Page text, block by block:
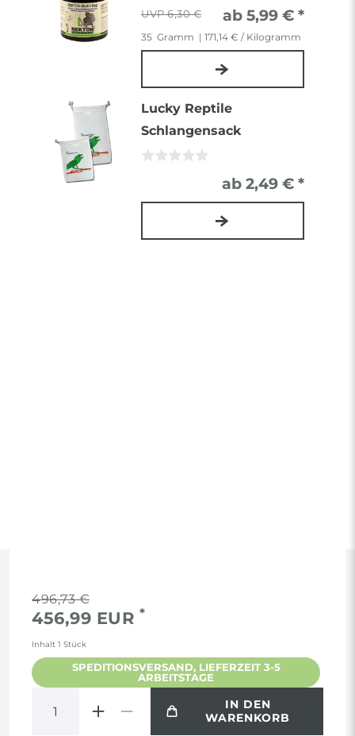
6,30 € ab 5,99 € *
35 Gramm | 171,14 € / Kilogramm
Lucky Reptile
Schlangensack
ab 2,49 € *
496,73 €
456,99 EUR *
Inhalt 1 Stück
SPEDITIONSVERSAND, LIEFERZEIT 3-5
ARBEITSTAGE
IN DEN
WARENKORB
RECHTLICHES
AGB
WIDERRUF
VERTRAG WIDERRUFEN